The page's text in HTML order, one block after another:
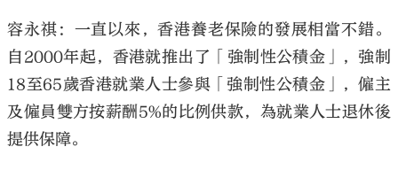
容永祺：一直以來，香港養老保險的發展相當不錯。
自2000年起，香港就推出了「強制性公積金」，強制
18至65歲香港就業人士參與「強制性公積金」，僱主
及僱員雙方按薪酬5%的比例供款，為就業人士退休後
提供保障。